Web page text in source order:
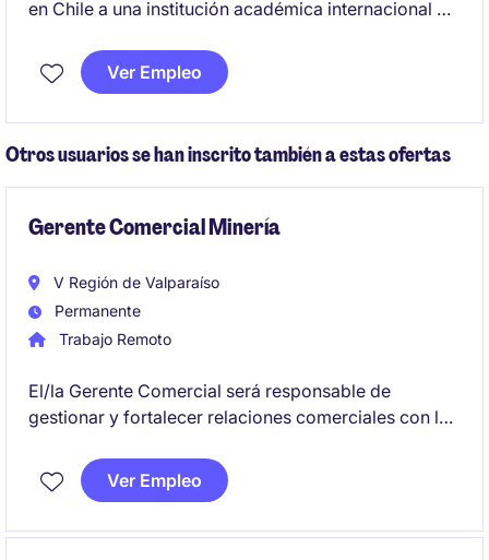
en Chile a una institución académica internacional de
continua, educación ejecutiva e innovación.
Ver Empleo
Otros usuarios se han inscrito también a estas ofertas
Gerente Comercial Minería
V Región de Valparaíso
Permanente
Trabajo Remoto
El/la Gerente Comercial será responsable de
gestionar y fortalecer relaciones comerciales con los
será garantizar la satisfacción del cliente y alcanzar
los objetivos de ventas.
Ver Empleo